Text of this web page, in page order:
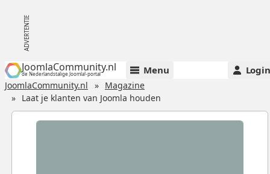
JoomlaCommunity.nl
de Nederlandstalige Joomla!-portal Menu Login
JoomlaCommunity.nl
Magazine
Laat je klanten van Joomla houden